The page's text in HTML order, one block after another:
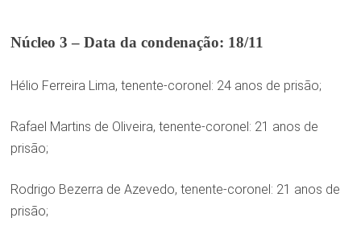
Núcleo 3 – Data da condenação: 18/11
Hélio Ferreira Lima, tenente-coronel: 24 anos de prisão;
Rafael Martins de Oliveira, tenente-coronel: 21 anos de
prisão;
Rodrigo Bezerra de Azevedo, tenente-coronel: 21 anos de
prisão;